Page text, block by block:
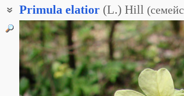
Primula elatior (L.) Hill (
Примула высокая